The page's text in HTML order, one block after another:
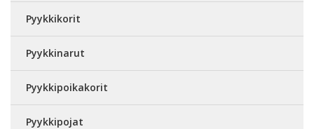
Pyykkikorit
Pyykkinarut
Pyykkipoikakorit
Pyykkipojat